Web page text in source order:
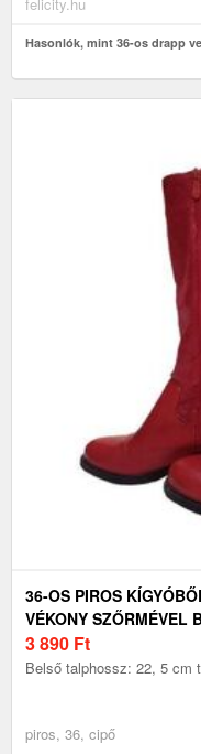
Hasonlók, mint 36-os drapp
36-OS PIROS
VÉKONY SZŐRMÉVEL
3 890 Ft
Belső talphossz: 22, 5 cm
piros, 36, cipő